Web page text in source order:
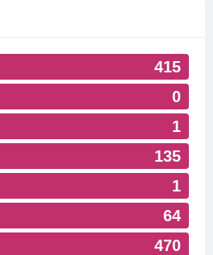
415
0
1
135
1
64
470